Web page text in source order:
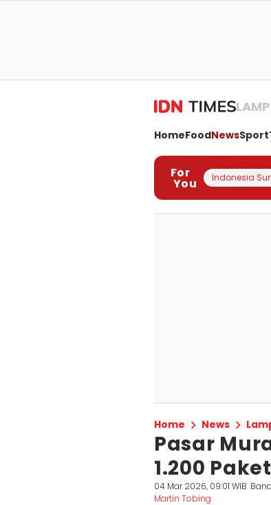
HomeFoodNewsSport
For
You Indonesia
Home News
Pasar
1.200
04 Mar 2026, 09:01 WIB
Martin Tobing